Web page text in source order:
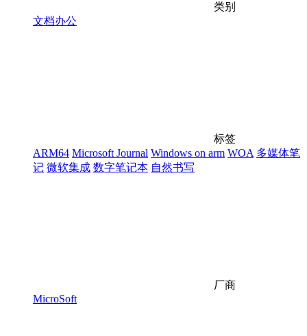
类别
文档办公
标签
ARM64 Microsoft Journal Windows on arm WOA 多媒体笔
记 微软集成 数字笔记本 自然书写
厂商
MicroSoft